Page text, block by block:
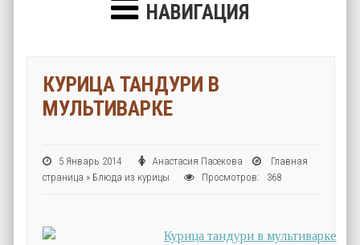
НАВИГАЦИЯ
КУРИЦА ТАНДУРИ В
МУЛЬТИВАРКЕ
5 Январь 2014 Анастасия Пасекова
Главная
страница » Блюда из курицы Просмотров: 368